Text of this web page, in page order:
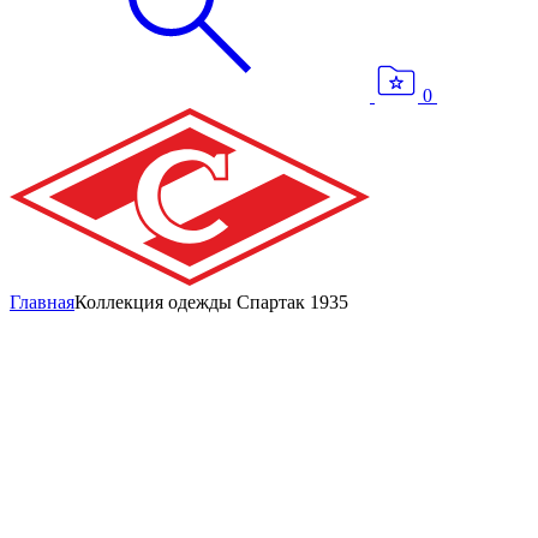
0
ГлавнаяКоллекция одежды Спартак 1935